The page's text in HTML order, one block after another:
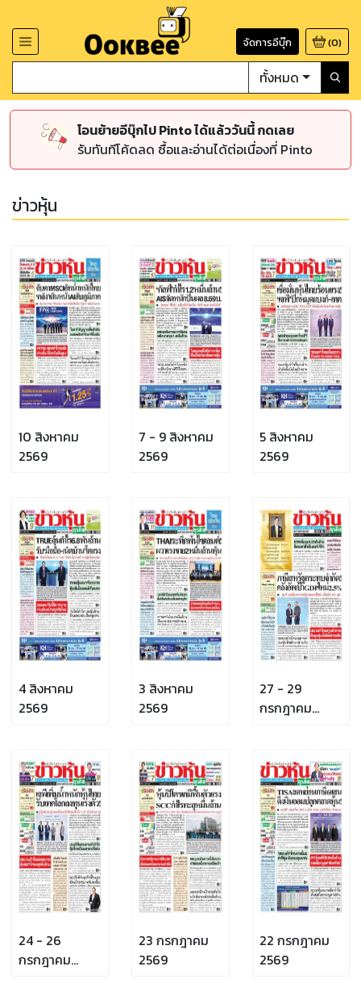
จัดการอีบุ๊ก (0)
ทั้งหมด
โอนย้ายอีบุ๊กไป Pinto ได้แล้ววันนี้ กดเลย
รับทันทีโค้ดลด ซื้อและอ่านได้ต่อเนื่องที่ Pinto
ข่าวหุ้น
10 สิงหาคม
2569
7 - 9 สิงหาคม
2569
5 สิงหาคม
2569
4 สิงหาคม
2569
3 สิงหาคม
2569
27 - 29
กรกฎาคม
24 - 26
กรกฎาคม
23 กรกฎาคม
2569
22 กรกฎาคม
2569